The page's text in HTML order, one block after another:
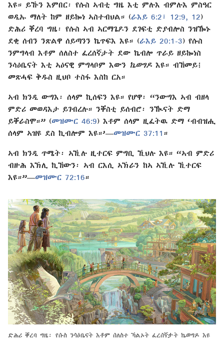
እዩ። ይኹን እምበር፡ የሱስ ኣብቲ ግዜ እቲ ምሉእ ብምሉእ ምስዓር
ወዲኡ ማለት ከም ዘይኰነ ኣስተብህል። (ራእይ 6:2፣ 12:9, 12)
ድሕሪ ቐረባ ግዜ፡ የሱስ ኣብ ኣርማጌዶን ደገፍቲ ድያብሎስ ንዝዀኑ
ደቂ ሰብን ንጽልዋ ሰይጣንን ኬጥፍእ እዩ። (ራእይ 20:1-3) የሱስ
ንምግላብ እቶም ሰለስተ ፈረሰኛታት ደው ኬብሎ ጥራይ ዘይኰነስ
ንሳዕቤናት እቲ ኣዕናዊ ምግላቦም እውን ኬወግዶ እዩ። ብኸመይ፧
መጽሓፍ ቅዱስ ዚህቦ ተስፋ እስከ ርአ።
ኣብ ክንዲ ውግእ፡ ሰላም ኪሰፍን እዩ። የሆዋ፡ “ንውግእ ኣብ ብዘላ
ምድሪ መወዳእታ ይገብረሉ። ንቐስቲ ይሰብሮ፡ ንዂናት ድማ
ይቐራስሞ።” (መዝሙር 46:9) እቶም ሰላም ዚፈትዉ ድማ ‘ብብዝሒ
ሰላም ኣዝዩ ደስ ኪብሎም እዩ።’—መዝሙር 37:11 ።
ኣብ ክንዲ ጥሜት፡ ኣኺሉ ዚተርፍ ምግቢ ኺህሉ እዩ። “ኣብ ምድሪ
ብዙሕ እኽሊ ኪኸውን፡ ኣብ ርእሲ ኣኽራን ከኣ ኣኺሉ ኺተርፍ
እዩ።”—መዝሙር 72:16።
ድሕሪ ቐረባ ግዜ፡ የሱስ ንሳዕቤናት እቶም ሰለስተ ኻልኦት ፈረሰኛታት ኬወግዶ እዩ